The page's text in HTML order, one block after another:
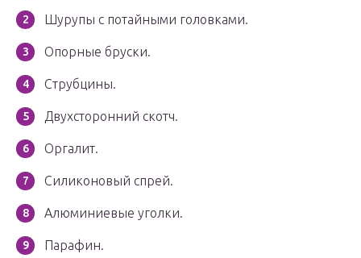
Шурупы с потайными головками.
Опорные бруски.
Струбцины.
Двухсторонний скотч.
Оргалит.
Силиконовый спрей.
Алюминиевые уголки.
Парафин.